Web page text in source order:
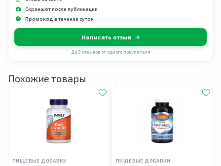
Скриншот после публикации
Промокод в течение суток
Написать отзыв
До 3 отзывов от одного покупателя
Похожие товары
ПИЩЕВЫЕ ДОБАВКИ ПИЩЕВЫЕ ДОБАВКИ